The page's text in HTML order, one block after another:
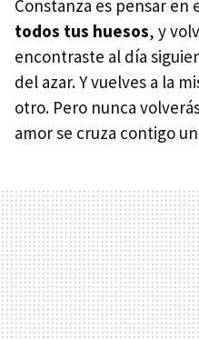
Constanza es pensar en
todos tus huesos, y
encontraste al día
del azar. Y vuelves a la
otro. Pero nunca
amor se cruza contigo